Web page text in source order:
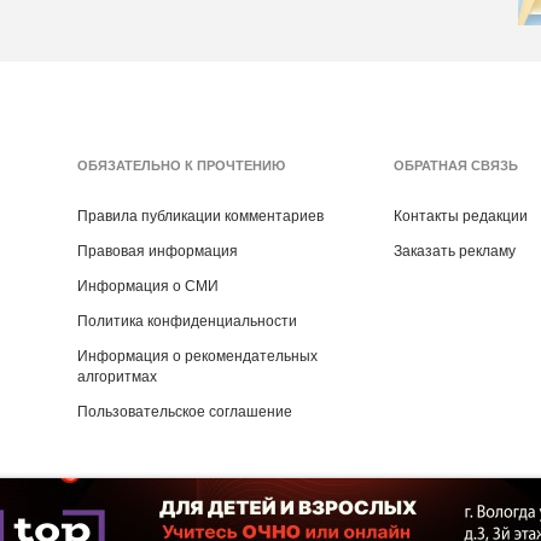
ОБЯЗАТЕЛЬНО К ПРОЧТЕНИЮ
Правила публикации комментариев
Правовая информация
Информация о СМИ
Политика конфиденциальности
Информация о рекомендательных
алгоритмах
Пользовательское соглашение
ОБРАТНАЯ СВЯЗЬ
Контакты редакции
Заказать рекламу